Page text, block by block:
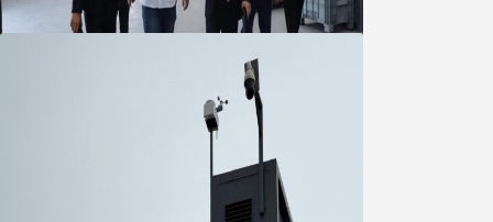
05 Ağustos 2026